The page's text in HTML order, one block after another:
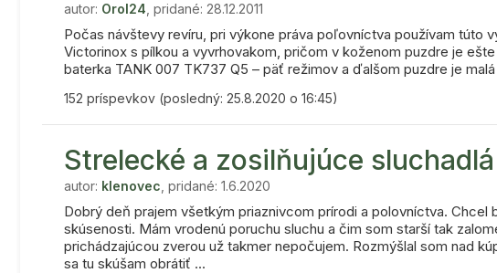
autor: Orol24 , pridané: 28.12.2011
Počas návštevy revíru, pri výkone práva poľovníctva používam túto
Victorinox s pílkou a vyvrhovakom, pričom v koženom puzdre je
baterka TANK 007 TK737 Q5 – päť režimov a ďalšom puzdre je
152 príspevkov (posledný: 25.8.2020 o 16:45)
Strelecké a zosilňujúce sluchadlá
autor: klenovec , pridané: 1.6.2020
Dobrý deň prajem všetkým priaznivcom prírodi a polovníctva.
skúsenosti. Mám vrodenú poruchu sluchu a čim som starší tak
prichádzajúcou zverou už takmer nepočujem. Rozmýšlal som nad
sa tu skúšam obrátiť ...